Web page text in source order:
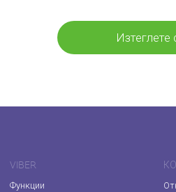
Изтеглете
VIBER
Функции